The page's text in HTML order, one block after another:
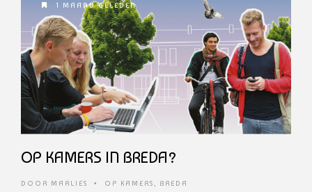
1 MAAND GELEDEN
OP KAMERS IN BREDA?
DOOR MARLIES • OP KAMERS, BREDA